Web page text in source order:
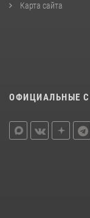
Карта сайта
ОФИЦИАЛЬНЫЕ